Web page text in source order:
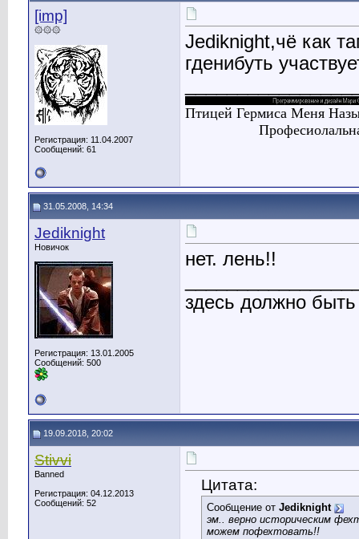
[imp]
۞۞۞
Регистрация: 11.04.2007
Сообщений: 61
Jediknight,чё как
гденибуть
Птицей Гермиса Меня
31.05.2008, 14:34
Jediknight
Новичок
Регистрация: 13.01.2005
Сообщений: 500
нет. лень!!
здесь должно
19.09.2018, 20:02
Stivvi
Banned
Регистрация: 04.12.2013
Сообщений: 52
Цитата:
Сообщение от Jediknight
эм.. верно историческим
можем пофехтовать!!